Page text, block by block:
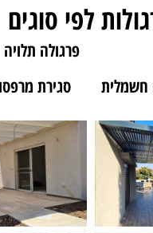
לפי סוגים
פרגולה תלויה
חשמלית
סגירת